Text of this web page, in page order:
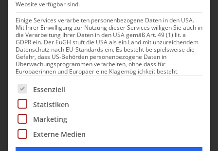
Casale Oliveta
Casale Oliveta: Boutiquehotel
zwischen Olivenbäumen in der
Maremma
Nur gute Vibes verspricht dieses Landhaus in der Toskana
mit herrlicher Aussicht, Pool, Nähe zum Meer und einem
eigenen Farm-Restaurant.
Website verfügbar sind.
Einige Services verarbeiten personenbezogene Daten in den USA.
Mit Ihrer Einwilligung zur Nutzung dieser Services willigen Sie auch in
die Verarbeitung Ihrer Daten in den USA gemäß Art. 49 (1) lit. a
GDPR ein. Der EuGH stuft die USA als ein Land mit unzureichendem
Datenschutz nach EU-Standards ein. Es besteht beispielsweise die
Gefahr, dass US-Behörden personenbezogene Daten in
Überwachungsprogrammen verarbeiten, ohne dass für
Europäerinnen und Europäer eine Klagemöglichkeit besteht.
Es folgt eine Liste der Service-Gruppen, für die eine
Essenziell
Statistiken
Marketing
Externe Medien